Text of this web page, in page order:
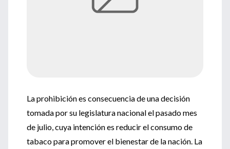
La prohibición es consecuencia de una decisión
tomada por su legislatura nacional el pasado mes
de julio, cuya intención es reducir el consumo de
tabaco para promover el bienestar de la nación. La